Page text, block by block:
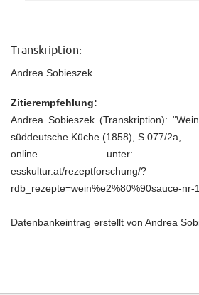
Transkription:
Andrea Sobieszek
Zitierempfehlung:
Andrea Sobieszek (Transkription):
süddeutsche Küche (1858), S.077/2a,
online unter: https://
esskultur.at/rezeptforschung/?
rdb_rezepte=wein%e2%80%90sauce-nr-
Datenbankeintrag erstellt von Andrea